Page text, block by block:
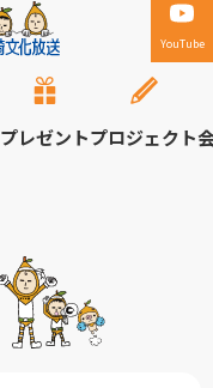
YouTube
プレゼントプロジェクト